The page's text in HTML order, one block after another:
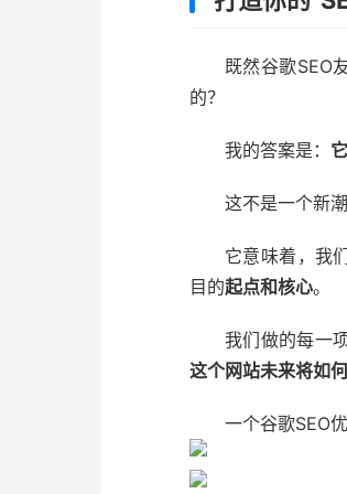
既然谷歌SEO
的？
我的答案是：
这不是一个新
它意味着，我
目的起点和核心。
我们做的每一
这个网站未来将如
一个谷歌SEO